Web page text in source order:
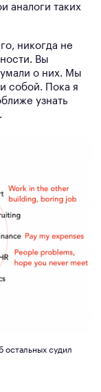
аналоги таких
никогда не
Вы
о них. Мы
собой. Пока я
узнать
остальных судил